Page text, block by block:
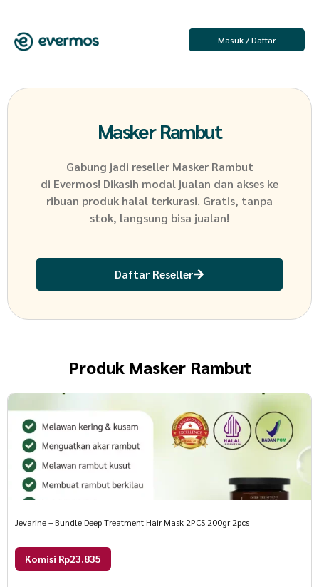
Masuk / Daftar
Masker Rambut
Gabung jadi reseller Masker Rambut
di Evermos! Dikasih modal jualan dan akses ke
ribuan produk halal terkurasi. Gratis, tanpa
stok, langsung bisa jualan!
Daftar Reseller
Produk Masker Rambut
Jevarine – Bundle Deep Treatment Hair Mask 2PCS 200gr 2pcs
Komisi Rp23.835